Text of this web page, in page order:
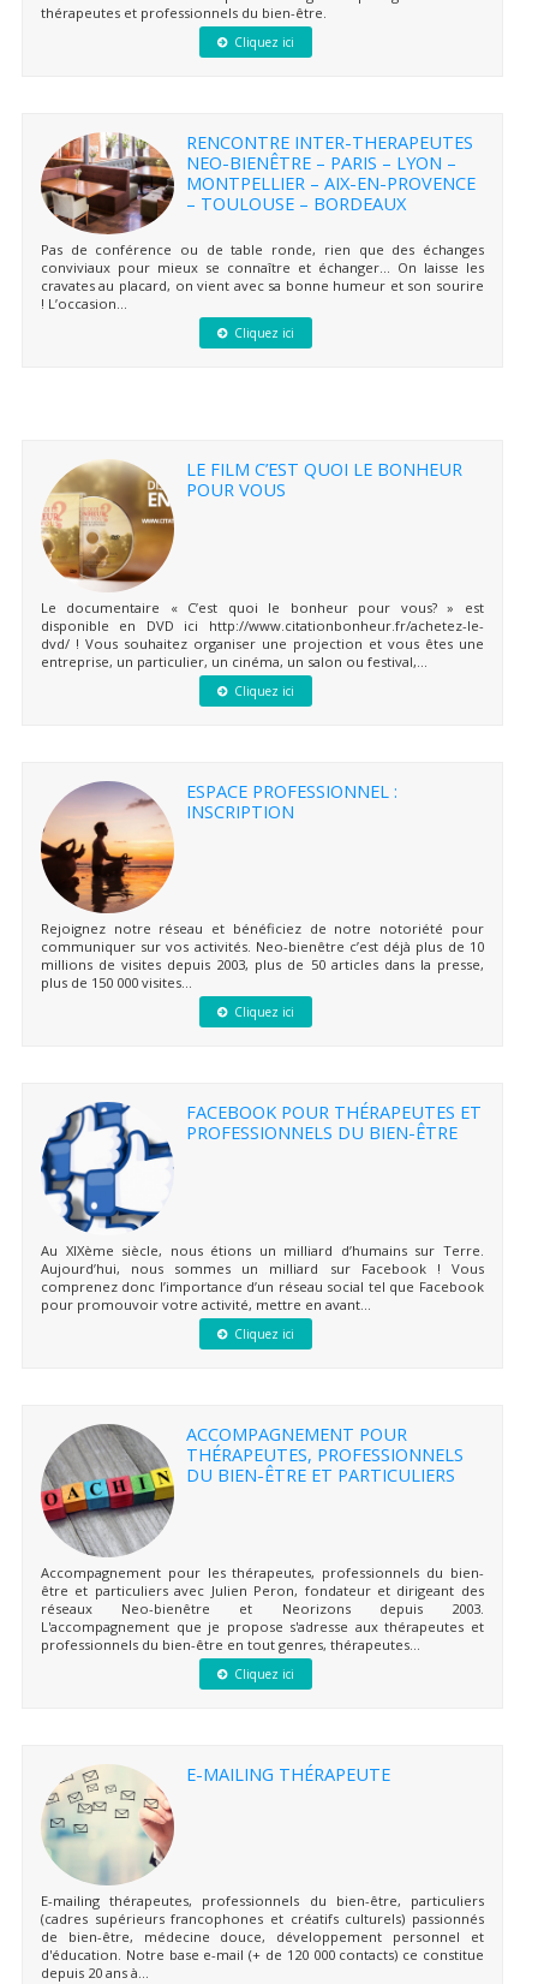
thérapeutes et professionnels du bien-être.
Cliquez ici
RENCONTRE INTER-THERAPEUTES
NEO-BIENÊTRE – PARIS – LYON –
MONTPELLIER – AIX-EN-PROVENCE
– TOULOUSE – BORDEAUX
Pas de conférence ou de table ronde, rien que des échanges
conviviaux pour mieux se connaître et échanger… On laisse les
cravates au placard, on vient avec sa bonne humeur et son sourire
! L’occasion...
Cliquez ici
LE FILM C’EST QUOI LE BONHEUR
POUR VOUS
Le documentaire « C’est quoi le bonheur pour vous? » est
disponible en DVD ici http://www.citationbonheur.fr/achetez-le-
dvd/ ! Vous souhaitez organiser une projection et vous êtes une
entreprise, un particulier, un cinéma, un salon ou festival,...
Cliquez ici
ESPACE PROFESSIONNEL :
INSCRIPTION
Rejoignez notre réseau et bénéficiez de notre notoriété pour
communiquer sur vos activités. Neo-bienêtre c’est déjà plus de 10
millions de visites depuis 2003, plus de 50 articles dans la presse,
plus de 150 000 visites...
Cliquez ici
FACEBOOK POUR THÉRAPEUTES ET
PROFESSIONNELS DU BIEN-ÊTRE
Au XIXème siècle, nous étions un milliard d’humains sur Terre.
Aujourd’hui, nous sommes un milliard sur Facebook ! Vous
comprenez donc l’importance d’un réseau social tel que Facebook
pour promouvoir votre activité, mettre en avant...
Cliquez ici
ACCOMPAGNEMENT POUR
THÉRAPEUTES, PROFESSIONNELS
DU BIEN-ÊTRE ET PARTICULIERS
Accompagnement pour les thérapeutes, professionnels du bien-
être et particuliers avec Julien Peron, fondateur et dirigeant des
réseaux Neo-bienêtre et Neorizons depuis 2003.
L'accompagnement que je propose s'adresse aux thérapeutes et
professionnels du bien-être en tout genres, thérapeutes...
Cliquez ici
E-MAILING THÉRAPEUTE
E-mailing thérapeutes, professionnels du bien-être, particuliers
(cadres supérieurs francophones et créatifs culturels) passionnés
de bien-être, médecine douce, développement personnel et
d'éducation. Notre base e-mail (+ de 120 000 contacts) ce constitue
depuis 20 ans à...